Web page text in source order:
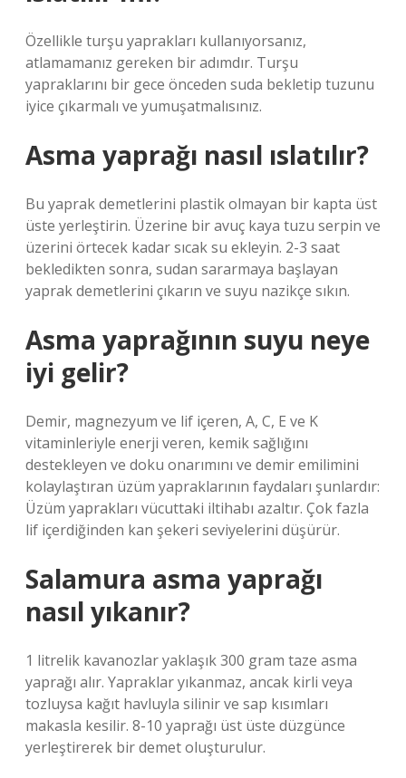
Özellikle turşu yaprakları kullanıyorsanız,
atlamamanız gereken bir adımdır. Turşu
yapraklarını bir gece önceden suda bekletip tuzunu
iyice çıkarmalı ve yumuşatmalısınız.
Asma yaprağı nasıl ıslatılır?
Bu yaprak demetlerini plastik olmayan bir kapta üst
üste yerleştirin. Üzerine bir avuç kaya tuzu serpin ve
üzerini örtecek kadar sıcak su ekleyin. 2-3 saat
bekledikten sonra, sudan sararmaya başlayan
yaprak demetlerini çıkarın ve suyu nazikçe sıkın.
Asma yaprağının suyu neye
iyi gelir?
Demir, magnezyum ve lif içeren, A, C, E ve K
vitaminleriyle enerji veren, kemik sağlığını
destekleyen ve doku onarımını ve demir emilimini
kolaylaştıran üzüm yapraklarının faydaları şunlardır:
Üzüm yaprakları vücuttaki iltihabı azaltır. Çok fazla
lif içerdiğinden kan şekeri seviyelerini düşürür.
Salamura asma yaprağı
nasıl yıkanır?
1 litrelik kavanozlar yaklaşık 300 gram taze asma
yaprağı alır. Yapraklar yıkanmaz, ancak kirli veya
tozluysa kağıt havluyla silinir ve sap kısımları
makasla kesilir. 8-10 yaprağı üst üste düzgünce
yerleştirerek bir demet oluşturulur.